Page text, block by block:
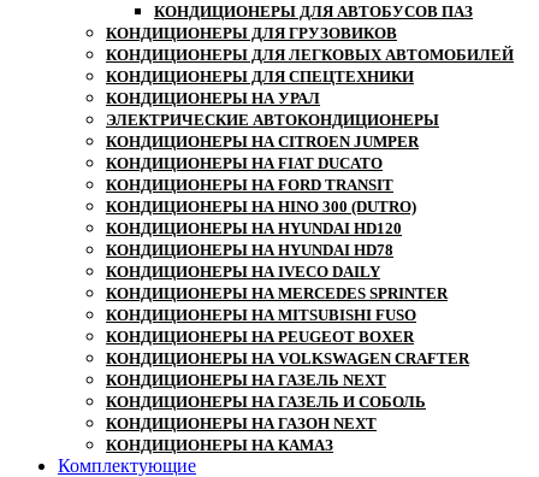
КОНДИЦИОНЕРЫ ДЛЯ АВТОБУСОВ ПАЗ
КОНДИЦИОНЕРЫ ДЛЯ ГРУЗОВИКОВ
КОНДИЦИОНЕРЫ ДЛЯ ЛЕГКОВЫХ АВТОМОБИЛЕЙ
КОНДИЦИОНЕРЫ ДЛЯ СПЕЦТЕХНИКИ
КОНДИЦИОНЕРЫ НА УРАЛ
ЭЛЕКТРИЧЕСКИЕ АВТОКОНДИЦИОНЕРЫ
КОНДИЦИОНЕРЫ НА CITROEN JUMPER
КОНДИЦИОНЕРЫ НА FIAT DUCATO
КОНДИЦИОНЕРЫ НА FORD TRANSIT
КОНДИЦИОНЕРЫ НА HINO 300 (DUTRO)
КОНДИЦИОНЕРЫ НА HYUNDAI HD120
КОНДИЦИОНЕРЫ НА HYUNDAI HD78
КОНДИЦИОНЕРЫ НА IVECO DAILY
КОНДИЦИОНЕРЫ НА MERCEDES SPRINTER
КОНДИЦИОНЕРЫ НА MITSUBISHI FUSO
КОНДИЦИОНЕРЫ НА PEUGEOT BOXER
КОНДИЦИОНЕРЫ НА VOLKSWAGEN CRAFTER
КОНДИЦИОНЕРЫ НА ГАЗЕЛЬ NEXT
КОНДИЦИОНЕРЫ НА ГАЗЕЛЬ И СОБОЛЬ
КОНДИЦИОНЕРЫ НА ГАЗОН NEXT
КОНДИЦИОНЕРЫ НА КАМАЗ
Комплектующие